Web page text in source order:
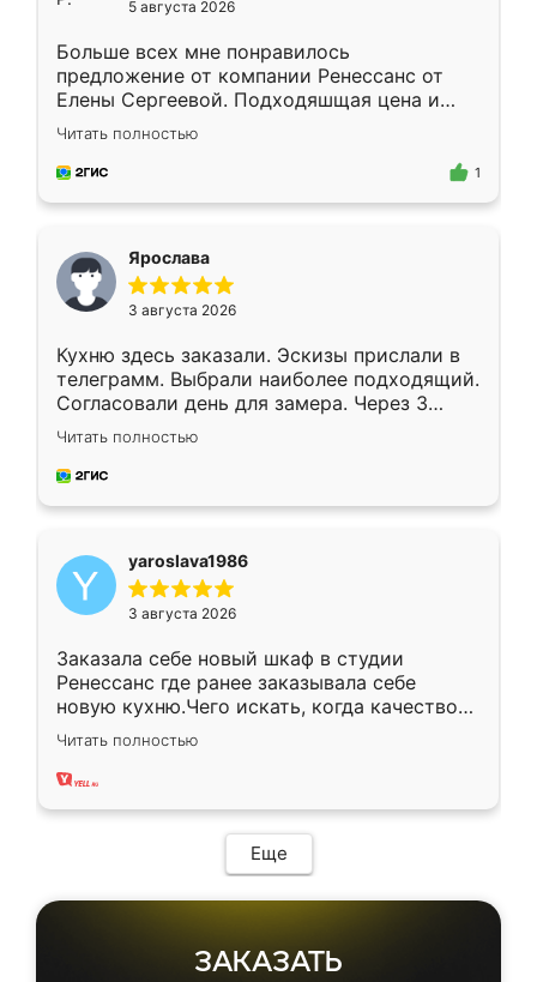
5 августа 2026
Больше всех мне понравилось
предложение от компании Ренессанс от
Елены Сергеевой. Подходяшщая цена и
короткие сроки изготовления. Приехавший
для замера сотрудник Владислав
предложил по моему эскизу самый
Читать полностью
1
Ярослава
3 августа 2026
Кухню здесь заказали. Эскизы прислали в
телеграмм. Выбрали наиболее подходящий.
Согласовали день для замера. Через 3
недели кухня была уже готова. Остались
довольны работой. Спасибо Ренессанс
мебель за качественную работу!
Читать полностью
yaroslava1986
3 августа 2026
Заказала себе новый шкаф в студии
Ренессанс где ранее заказывала себе
новую кухню.Чего искать, когда качеством
вполне довольна. Служит кухня уже почти
два года, нареканий нет.
Читать полностью
Еще
ЗАКАЗАТЬ